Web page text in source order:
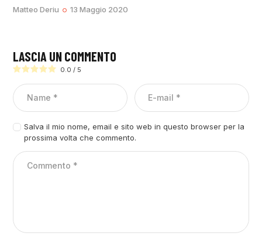
Matteo Deriu 13 Maggio 2020
LASCIA UN COMMENTO
0.0 / 5
Salva il mio nome, email e sito web in questo browser per la
prossima volta che commento.